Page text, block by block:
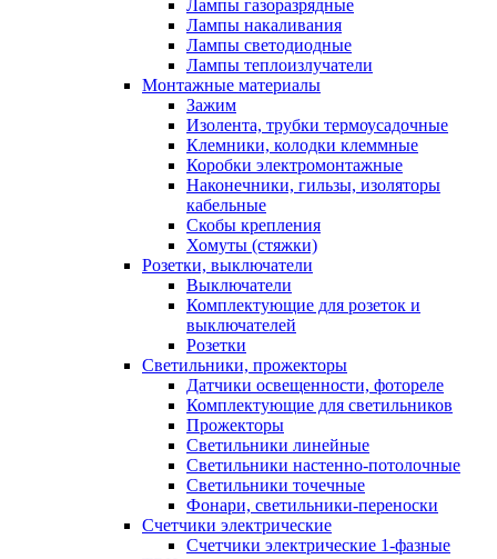
Лампы газоразрядные
Лампы накаливания
Лампы светодиодные
Лампы теплоизлучатели
Монтажные материалы
Зажим
Изолента, трубки термоусадочные
Клемники, колодки клеммные
Коробки электромонтажные
Наконечники, гильзы, изоляторы
кабельные
Скобы крепления
Хомуты (стяжки)
Розетки, выключатели
Выключатели
Комплектующие для розеток и
выключателей
Розетки
Светильники, прожекторы
Датчики освещенности, фотореле
Комплектующие для светильников
Прожекторы
Светильники линейные
Светильники настенно-потолочные
Светильники точечные
Фонари, светильники-переноски
Счетчики электрические
Счетчики электрические 1-фазные